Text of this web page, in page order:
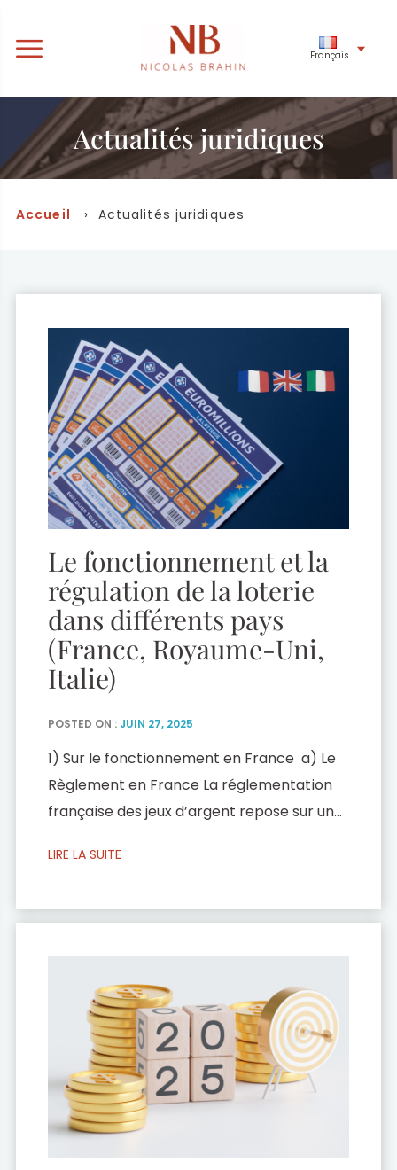
Français
Actualités juridiques
Accueil › Actualités juridiques
Le fonctionnement et la
régulation de la loterie
dans différents pays
(France, Royaume-Uni,
Italie)
POSTED ON : JUIN 27, 2025
1) Sur le fonctionnement en France a) Le
Règlement en France La réglementation
française des jeux d’argent repose sur un
fondateur est l’interdiction générale des
interdit toutes les loteries, et la loi n° 83-
LIRE LA SUITE